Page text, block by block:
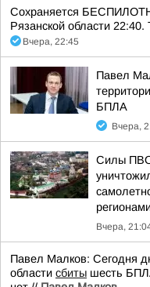
Сохраняется
Рязанской области 22:40.
Вчера, 22:45
Павел
БПЛА
Вчера,
Силы ПВО
Вчера,
Павел Малков: Сегодня
области сбиты шесть